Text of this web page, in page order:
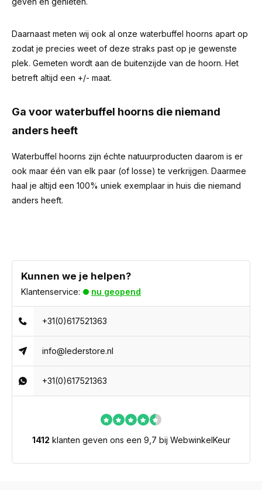
Daarnaast meten wij ook al onze waterbuffel hoorns apart op
zodat je precies weet of deze straks past op je gewenste
plek. Gemeten wordt aan de buitenzijde van de hoorn. Het
betreft altijd een +/- maat.
Ga voor waterbuffel hoorns die niemand
anders heeft
Waterbuffel hoorns zijn échte natuurproducten daarom is er
ook maar één van elk paar (of losse) te verkrijgen. Daarmee
haal je altijd een 100% uniek exemplaar in huis die niemand
anders heeft.
Kunnen we je helpen?
Klantenservice: nu geopend
+31(0)617521363
info@lederstore.nl
+31(0)617521363
1412 klanten geven ons een 9,7 bij WebwinkelKeur